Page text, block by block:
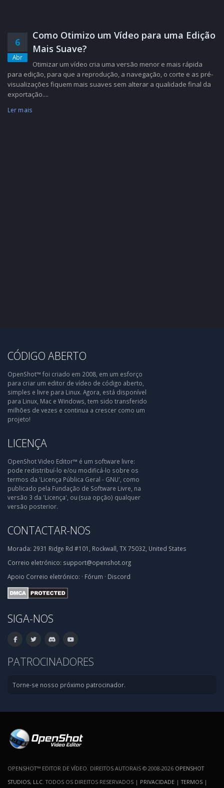
6
Abr
Como Otimizo um Vídeo para uma Edição
Mais Suave?
Otimizar um vídeo cria uma versão menor e mais rápida
para edição, para que a reprodução, a navegação, o corte e as pré-
visualizações fiquem mais suaves sem alterar a qualidade final da
exportação....
Ler mais
CÓDIGO ABERTO
OpenShot™ foi criado em 2008, em um esforço
para criar um editor de vídeo de código aberto,
simples e livre para Linux. Agora, está disponível
para Linux, Mac e Windows, tem sido transferido
milhões de vezes e continua a crescer como um
projeto!
LICENÇA
OpenShot Video Editor™ é um software livre:
pode redistribuí-lo e/ou modificá-lo sobre os
termos da 'Licença Pública Geral - GNU', como
publicado pela Fundação de Software Livre, na
versão 3 da 'Licença', ou (sua opção) qualquer
versão posterior.
CONTACTAR-NOS
Morada: 2931 Ridge Rd #101, Rockwall, TX 75032, United States
Correio eletrónico: support@openshot.org
Apoio Correio eletrónico: · Fórum · Discord
SIGA-NOS
PATROCINADORES
Torne-se nosso próximo patrocinador.
OPENSHOT™ EDITOR DE VÍDEO. DIREITOS AUTORAIS © 2008-2026 OPENSHOT
STUDIOS, LLC . TODOS OS DIREITOS RESERVADOS | PRIVACIDADE |TERMOS |